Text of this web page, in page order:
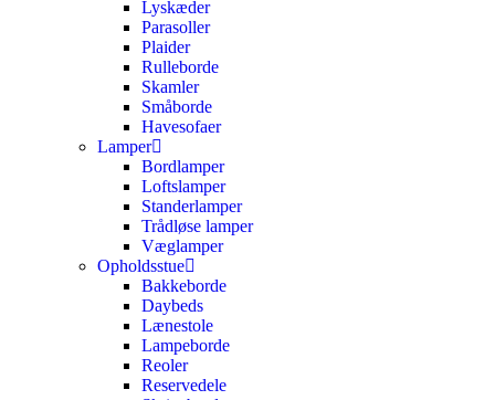
Lyskæder
Parasoller
Plaider
Rulleborde
Skamler
Småborde
Havesofaer
Lamper
Bordlamper
Loftslamper
Standerlamper
Trådløse lamper
Væglamper
Opholdsstue
Bakkeborde
Daybeds
Lænestole
Lampeborde
Reoler
Reservedele